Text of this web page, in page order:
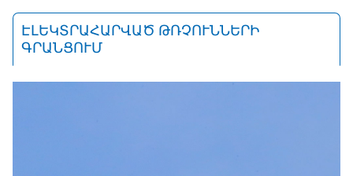
ԷԼԵԿՏՐԱՀԱՐՎԱԾ ԹՌՉՈՒՆՆԵՐԻ
ԳՐԱՆՑՈՒՄ